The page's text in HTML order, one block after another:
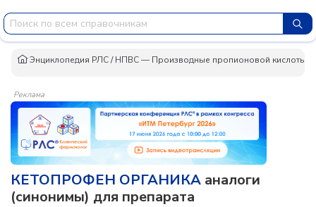
Энциклопедия РЛС/НПВС — Производные пропионовой кислоты
Реклама
КЕТОПРОФЕН ОРГАНИКА аналоги
(синонимы) для препарата